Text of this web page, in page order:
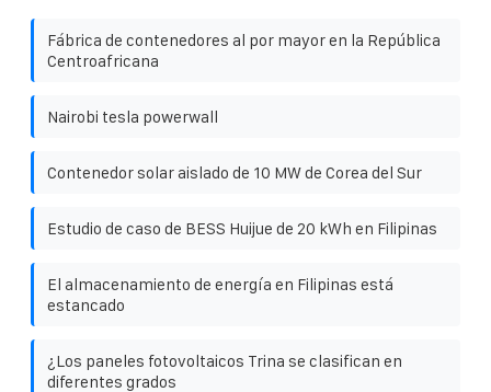
Fábrica de contenedores al por mayor en la República
Centroafricana
Nairobi tesla powerwall
Contenedor solar aislado de 10 MW de Corea del Sur
Estudio de caso de BESS Huijue de 20 kWh en Filipinas
El almacenamiento de energía en Filipinas está
estancado
¿Los paneles fotovoltaicos Trina se clasifican en
diferentes grados